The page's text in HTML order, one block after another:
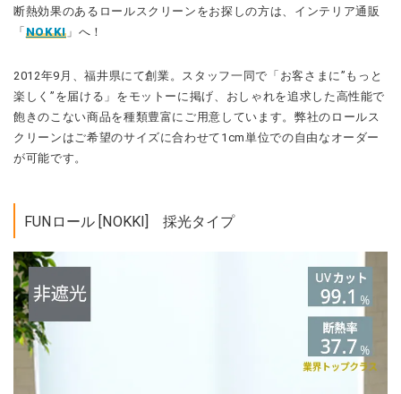
断熱効果のあるロールスクリーンをお探しの方は、インテリア通販
「 NOKKI」へ！
2012年9月、福井県にて創業。スタッフ一同で「お客さまに”もっと
楽しく”を届ける」をモットーに掲げ、おしゃれを追求した高性能で
飽きのこない商品を種類豊富にご用意しています。弊社のロールス
クリーンはご希望のサイズに合わせて1cm単位での自由なオーダー
が可能です。
FUNロール [NOKKI] 採光タイプ